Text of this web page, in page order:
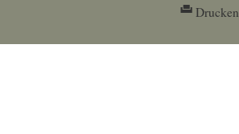
Drucken